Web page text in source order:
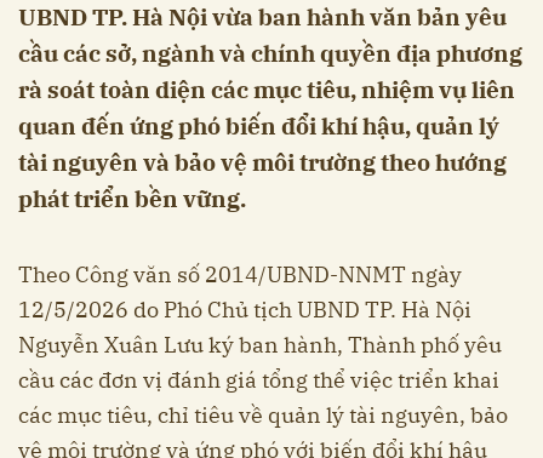
UBND TP. Hà Nội vừa ban hành văn bản yêu
cầu các sở, ngành và chính quyền địa phương
rà soát toàn diện các mục tiêu, nhiệm vụ liên
quan đến ứng phó biến đổi khí hậu, quản lý
tài nguyên và bảo vệ môi trường theo hướng
phát triển bền vững.
Theo Công văn số 2014/UBND-NNMT ngày
12/5/2026 do Phó Chủ tịch UBND TP. Hà Nội
Nguyễn Xuân Lưu ký ban hành, Thành phố yêu
cầu các đơn vị đánh giá tổng thể việc triển khai
các mục tiêu, chỉ tiêu về quản lý tài nguyên, bảo
vệ môi trường và ứng phó với biến đổi khí hậu